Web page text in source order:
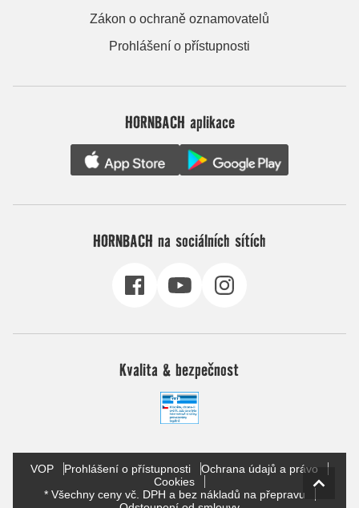
Zákon o ochraně oznamovatelů
Prohlášení o přístupnosti
HORNBACH aplikace
HORNBACH na sociálních sítích
Kvalita & bezpečnost
VOP Prohlášení o přístupnosti
Ochrana údajů a právo
Cookies
* Všechny ceny vč. DPH a bez nákladů na přepravu